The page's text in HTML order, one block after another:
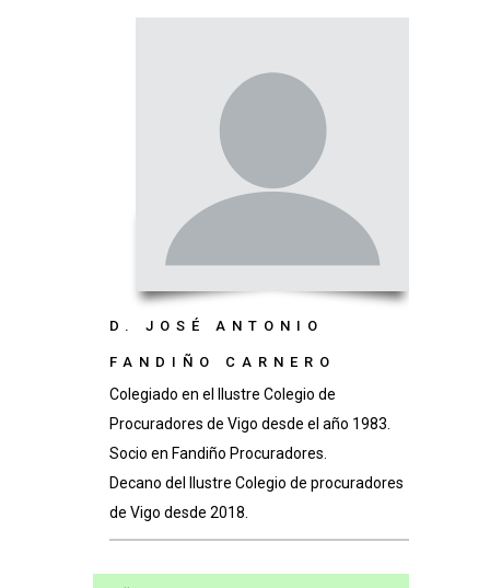
D. JOSÉ ANTONIO
FANDIÑO CARNERO
Colegiado en el Ilustre Colegio de
Procuradores de Vigo desde el año 1983.
Socio en Fandiño Procuradores.
Decano del Ilustre Colegio de procuradores
de Vigo desde 2018.